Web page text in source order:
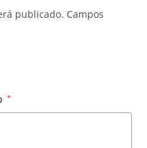
publicado. Campos
*